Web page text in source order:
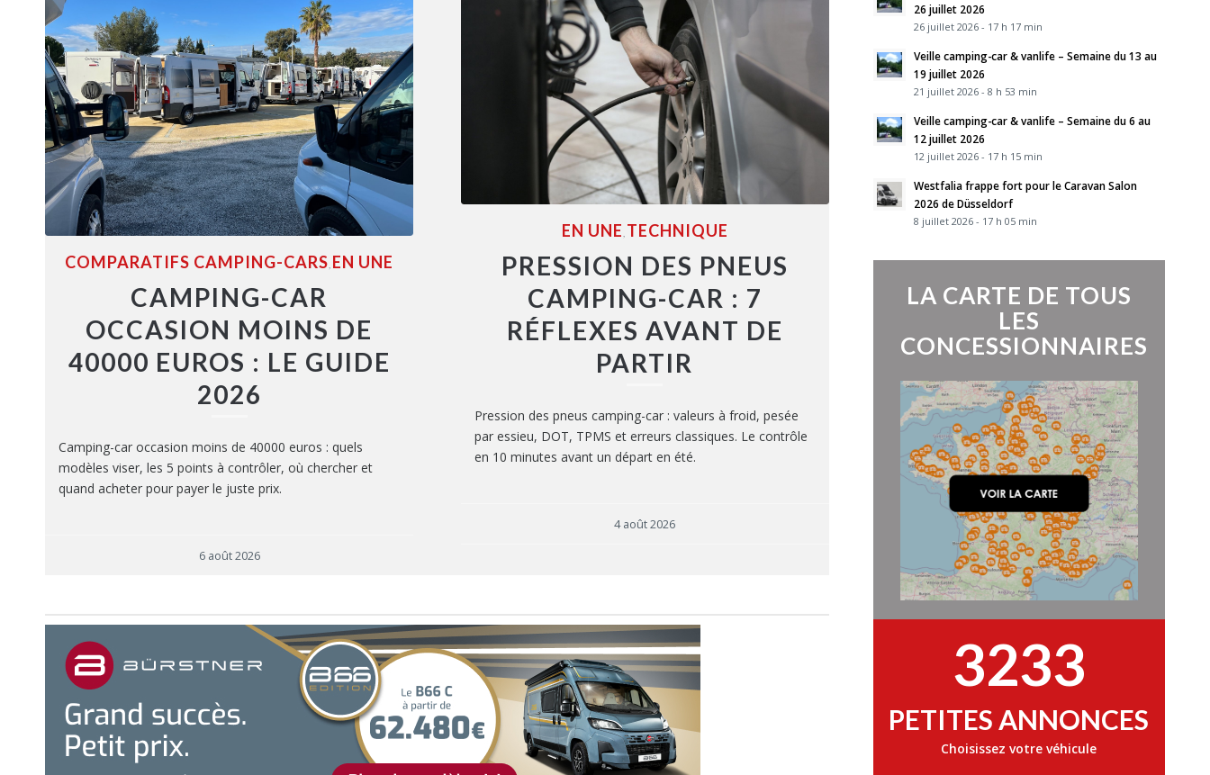
COMPARATIFS CAMPING-CARS EN UNE
CAMPING-CAR
OCCASION MOINS DE
40000 EUROS : LE GUIDE
2026
Camping-car occasion moins de 40000 euros : quels
modèles viser, les 5 points à contrôler, où chercher et
quand acheter pour payer le juste prix.
6 août 2026
EN UNE TECHNIQUE
PRESSION DES PNEUS
CAMPING-CAR : 7
RÉFLEXES AVANT DE
PARTIR
Pression des pneus camping-car : valeurs à froid, pesée
par essieu, DOT, TPMS et erreurs classiques. Le contrôle
en 10 minutes avant un départ en été.
4 août 2026
26 juillet 2026
26 juillet 2026 - 17 h 17 min
Veille camping-car & vanlife – Semaine du 13 au
19 juillet 2026
21 juillet 2026 - 8 h 53 min
Veille camping-car & vanlife – Semaine du 6 au
12 juillet 2026
12 juillet 2026 - 17 h 15 min
Westfalia frappe fort pour le Caravan Salon
2026 de Düsseldorf
8 juillet 2026 - 17 h 05 min
LA CARTE DE TOUS
LES
CONCESSIONNAIRES
3233
PETITES ANNONCES
Choisissez votre véhicule